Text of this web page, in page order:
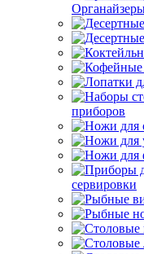
приборов
сервировки